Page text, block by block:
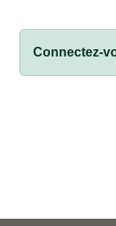
Connectez-